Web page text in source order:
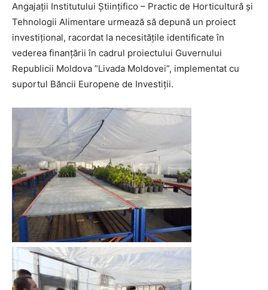
Angajații Institutului Științifico – Practic de Horticultură și
Tehnologii Alimentare urmează să depună un proiect
investițional, racordat la necesitățile identificate în
vederea finanțării în cadrul proiectului Guvernului
Republicii Moldova ”Livada Moldovei”, implementat cu
suportul Băncii Europene de Investiții.